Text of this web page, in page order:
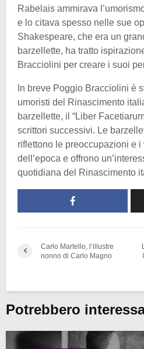
Rabelais ammirava
e lo citava spesso nelle sue
Shakespeare, che era un
barzellette, ha tratto
Bracciolini per creare i suoi
In breve Poggio Bracciolini è
umoristi del Rinascimento
barzellette, il “Liber
scrittori successivi. Le
riflettono le preoccupazioni e
dell’epoca e offrono
quotidiana del Rinascimento
Carlo Martello, l’illustre
nonno di Carlo Magno
Potrebbero